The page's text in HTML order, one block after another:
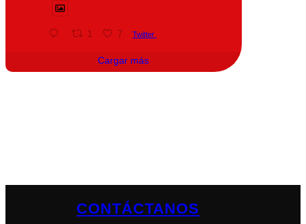
1 7 Twitter
Cargar más
CONTÁCTANOS